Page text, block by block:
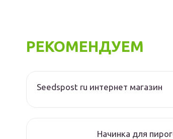
РЕКОМЕНДУЕМ
Seedspost ru интернет магазин
Начинка для